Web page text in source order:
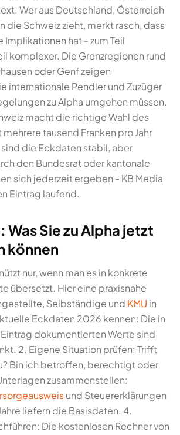
Wer aus Deutschland, Österreich
die Schweiz zieht, merkt rasch, dass
Implikationen hat - zum Teil
komplexer. Die Grenzregionen rund
oder Genf zeigen
internationale Pendler und Zuzüger
zu Alpha umgehen müssen.
macht die richtige Wahl des
tausend Franken pro Jahr
die Eckdaten stabil, aber
den Bundesrat oder kantonale
sich jederzeit ergeben - KB Media
Eintrag laufend.
Sie zu Alpha jetzt
können
nur, wenn man es in konkrete
übersetzt. Hier eine praxisnahe
Selbständige und KMU in
Eckdaten 2026 kennen: Die in
dokumentierten Werte sind
2. Eigene Situation prüfen: Trifft
Bin ich betroffen, berechtigt oder
zusammenstellen:
und Steuererklärungen
liefern die Basisdaten. 4.
Die kostenlosen Rechner von